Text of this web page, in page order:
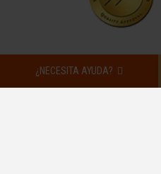
¿NECESITA AYUDA?